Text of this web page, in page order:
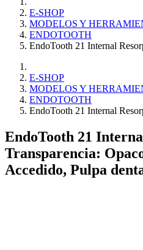
E-SHOP
MODELOS Y
ENDOTOOTH
EndoTooth 21 Internal
E-SHOP
MODELOS Y
ENDOTOOTH
EndoTooth 21 Internal
EndoTooth 21
Transparencia:
Accedido, Pulpa